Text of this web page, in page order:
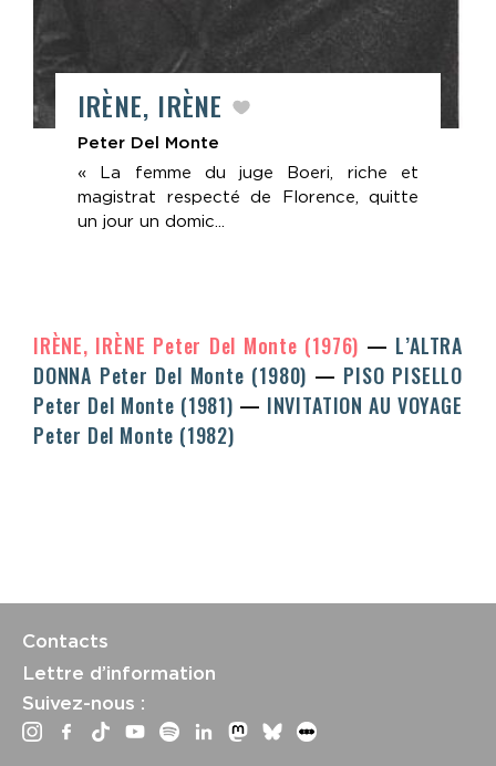
IRÈNE, IRÈNE
Peter Del Monte
« La femme du juge Boeri, riche et
magistrat respecté de Florence, quitte
un jour un domic...
IRÈNE, IRÈNE Peter Del Monte (1976)
L’ALTRA
DONNA Peter Del Monte (1980)
PISO PISELLO
Peter Del Monte (1981)
INVITATION AU VOYAGE
Peter Del Monte (1982)
Contacts
Lettre d’information
Suivez-nous :